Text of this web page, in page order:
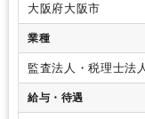
一つひとつの業務を
ける方
大阪府大阪市
業種
監査法人・税理士法
所）
給与・待遇